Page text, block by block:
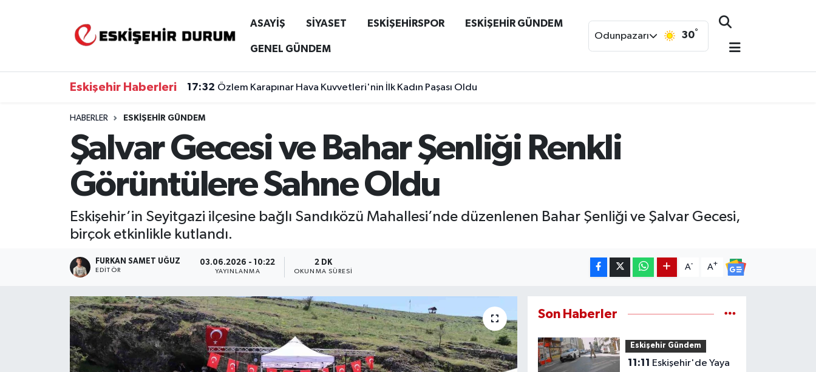
ASAYİŞ SİYASET ESKİŞEHİRSPOR ESKİŞEHİR GÜNDEM
GENEL GÜNDEM
Odunpazarı 30°
Eskişehir Haberleri 17:32 Özlem Karapınar Hava Kuvvetleri'nin İlk Kadın Paşası Oldu
HABERLER ESKIŞEHIR GÜNDEM
Şalvar Gecesi ve Bahar Şenliği Renkli
Görüntülere Sahne Oldu
Eskişehir’in Seyitgazi ilçesine bağlı Sandıközü Mahallesi’nde düzenlenen Bahar Şenliği ve Şalvar Gecesi,
birçok etkinlikle kutlandı.
FURKAN SAMET UĞUZ
EDITÖR
03.06.2026 - 10:22
YAYINLANMA
2 DK
OKUNMA SÜRESI
A- A+
Son Haberler
Eskişehir Gündem
11:11
Eskişehir Nöbetçi Eczaneler
Eskişehir Trafik Yoğunluk Haritası
Süper Lig Puan Durumu ve Fikstür
Son Dakika Haberleri
Haber Arşivi